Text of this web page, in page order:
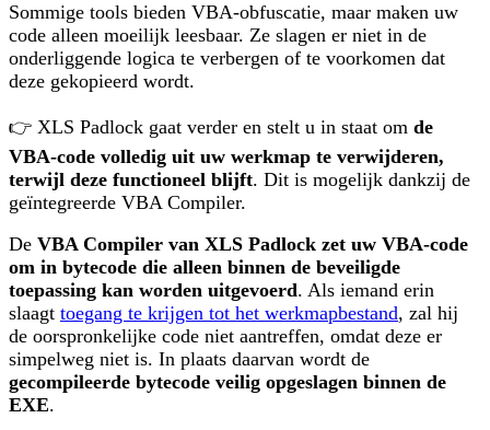
Sommige tools bieden VBA-obfuscatie, maar maken uw
code alleen moeilijk leesbaar. Ze slagen er niet in de
onderliggende logica te verbergen of te voorkomen dat
deze gekopieerd wordt.
👉 XLS Padlock gaat verder en stelt u in staat om de
VBA-code volledig uit uw werkmap te verwijderen,
terwijl deze functioneel blijft. Dit is mogelijk dankzij de
geïntegreerde VBA Compiler.
De VBA Compiler van XLS Padlock zet uw VBA-code
om in bytecode die alleen binnen de beveiligde
toepassing kan worden uitgevoerd. Als iemand erin
slaagt toegang te krijgen tot het werkmapbestand, zal hij
de oorspronkelijke code niet aantreffen, omdat deze er
simpelweg niet is. In plaats daarvan wordt de
gecompileerde bytecode veilig opgeslagen binnen de
EXE.